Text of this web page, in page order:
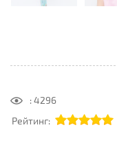
: 4296
Рейтинг: